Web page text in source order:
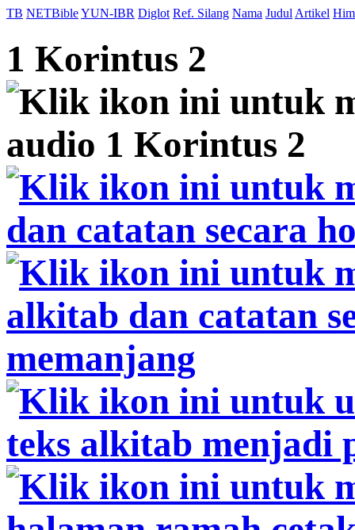
TB NETBibleYUN-IBR Diglot Ref. Silang Nama Judul Artikel
1 Korintus 2